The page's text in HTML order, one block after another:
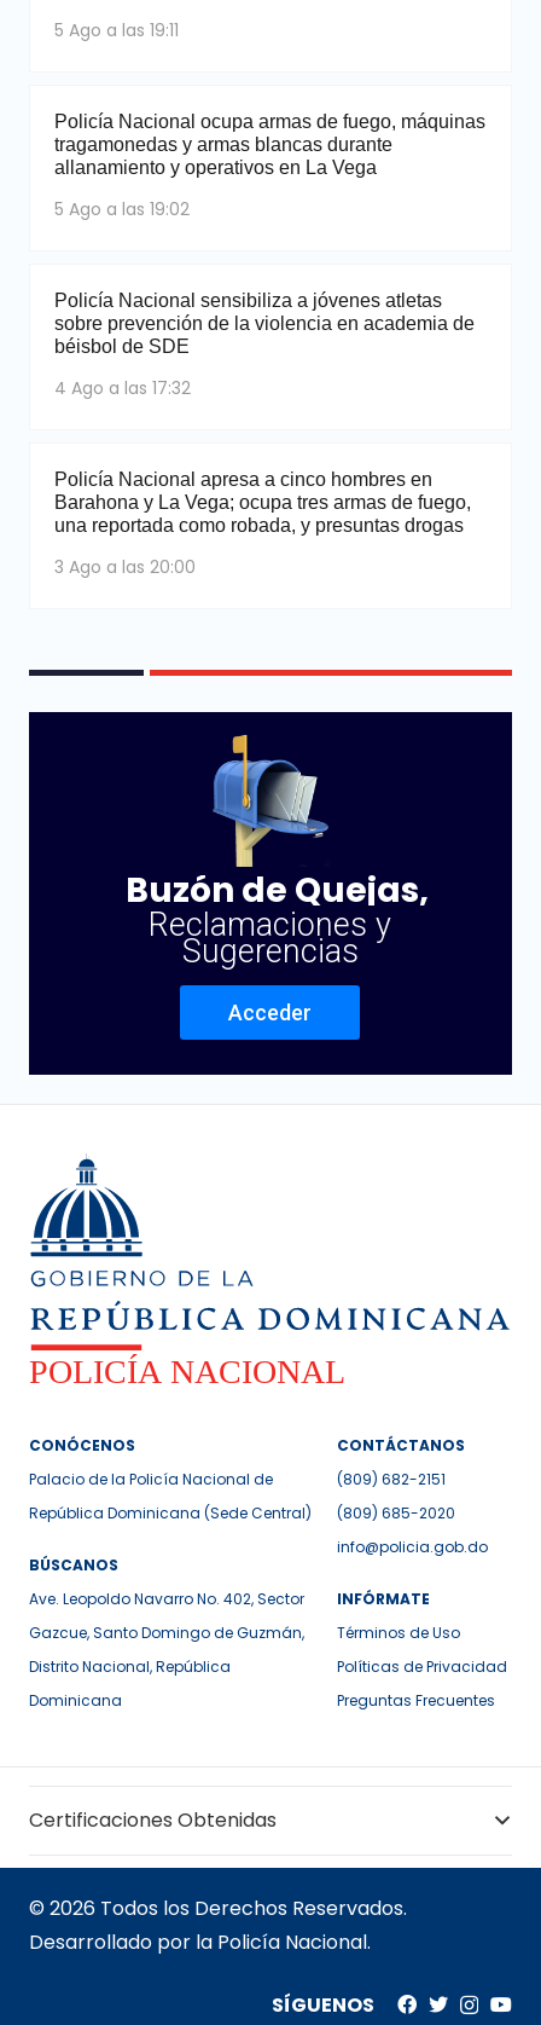
5 Ago a las 19:11
Policía Nacional ocupa armas de fuego, máquinas
tragamonedas y armas blancas durante
allanamiento y operativos en La Vega
5 Ago a las 19:02
Policía Nacional sensibiliza a jóvenes atletas
sobre prevención de la violencia en academia de
béisbol de SDE
4 Ago a las 17:32
Policía Nacional apresa a cinco hombres en
Barahona y La Vega; ocupa tres armas de fuego,
una reportada como robada, y presuntas drogas
3 Ago a las 20:00
Buzón de Quejas,
Reclamaciones y
Sugerencias
Acceder
CONÓCENOS
Palacio de la Policía Nacional de
República Dominicana (Sede Central)
BÚSCANOS
Ave. Leopoldo Navarro No. 402, Sector
Gazcue, Santo Domingo de Guzmán,
Distrito Nacional, República
Dominicana
CONTÁCTANOS
(809) 682-2151
(809) 685-2020
info@policia.gob.do
INFÓRMATE
Términos de Uso
Políticas de Privacidad
Preguntas Frecuentes
Certificaciones Obtenidas
© 2026 Todos los Derechos Reservados.
Desarrollado por la Policía Nacional.
SÍGUENOS